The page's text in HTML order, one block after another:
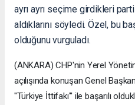
ayrı ayrı seçime girdikleri
aldıklarını söyledi. Özel, bu
olduğunu vurguladı.
(ANKARA) CHP'nin Yerel
açılışında konuşan Genel
''Türkiye İttifakı''' ile başarılı